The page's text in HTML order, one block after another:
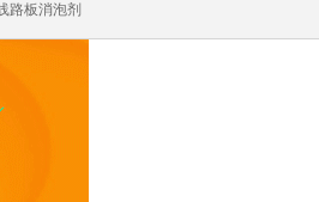
路板消泡剂